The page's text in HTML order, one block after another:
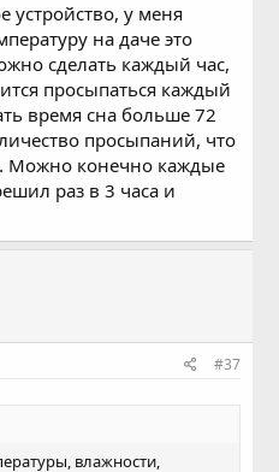
у меня
на даче это
сделать каждый час,
просыпаться каждый
время сна больше 72
просыпаний, что
Можно конечно каждые
раз в 3 часа и
#37
влажности,